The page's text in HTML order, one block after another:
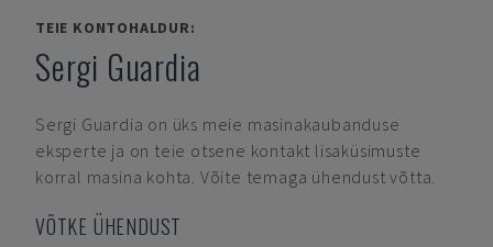
TEIE KONTOHALDUR:
Sergi Guardia
Sergi Guardia on üks meie masinakaubanduse
eksperte ja on teie otsene kontakt lisaküsimuste
korral masina kohta. Võite temaga ühendust võtta.
VÕTKE ÜHENDUST